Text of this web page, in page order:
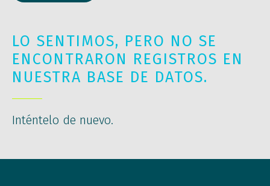
LO SENTIMOS, PERO NO SE
ENCONTRARON REGISTROS EN
NUESTRA BASE DE DATOS.
Inténtelo de nuevo.